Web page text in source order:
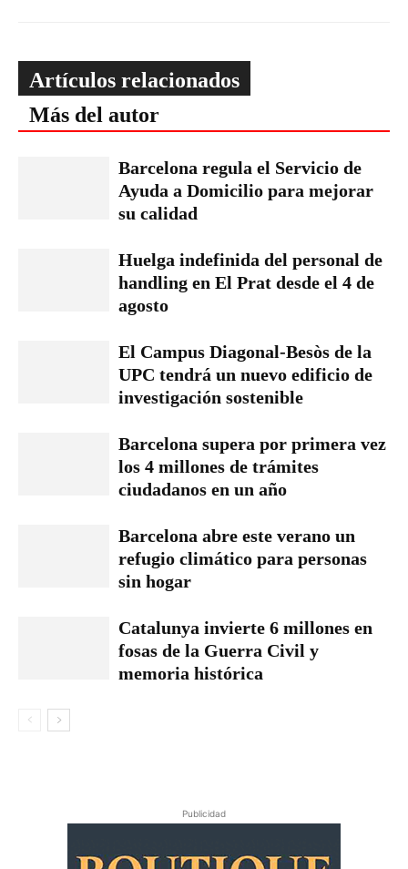
Artículos relacionados
Más del autor
Barcelona regula el Servicio de
Ayuda a Domicilio para mejorar
su calidad
Huelga indefinida del personal de
handling en El Prat desde el 4 de
agosto
El Campus Diagonal-Besòs de la
UPC tendrá un nuevo edificio de
investigación sostenible
Barcelona supera por primera vez
los 4 millones de trámites
ciudadanos en un año
Barcelona abre este verano un
refugio climático para personas
sin hogar
Catalunya invierte 6 millones en
fosas de la Guerra Civil y
memoria histórica
Publicidad